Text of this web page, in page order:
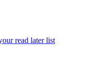
read later list